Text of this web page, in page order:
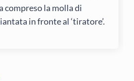
compreso la molla di
in fronte al ‘tiratore’.